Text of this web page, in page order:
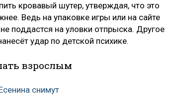
кровавый шутер, утверждая, что это
Ведь на упаковке игры или на сайте
поддастся на уловки отпрыска. Другое
удар по детской психике.
взрослым
снимут